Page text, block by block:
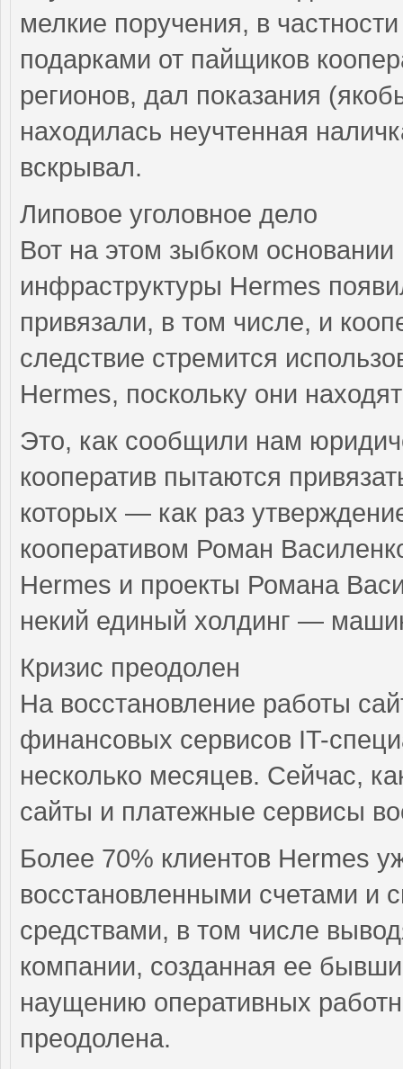
мелкие поручения, в
подарками от пайщиков
регионов, дал показания
находилась неучтенная
вскрывал.
Липовое уголовное дело
Вот на этом зыбком
инфраструктуры Hermes
привязали, в том числе, и
следствие стремится
Hermes, поскольку они
Это, как сообщили нам
кооператив пытаются
которых — как раз
кооперативом Роман
Hermes и проекты Романа
некий единый холдинг —
Кризис преодолен
На восстановление работы
финансовых сервисов IT-
несколько месяцев. Сейчас,
сайты и платежные сервисы
Более 70% клиентов Hermes
восстановленными счетами и
средствами, в том числе
компании, созданная ее
наущению оперативных
преодолена.